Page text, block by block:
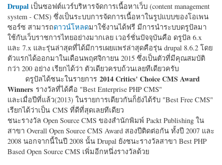
Drupal เป็นซอฟต์แวร์บริหารจัดการเนื้อหาเว็บ (content management
system - CMS) ซึ่งเป็นระบบการจัดการเนื้อหาในรูปแบบของโอเพน
ซอร์ซ สามารถดาวน์โหลดมาใช้งานได้ฟรี มีการนำระบบดรูปัลมา
ใช้กับเว็บราชการไทยอย่างมากเลย เวอร์ชั่นปัจจุบันคือ ดรูปัล 6.x
และ 7.x และรุ่นล่าสุดที่ได้มีการเผยแพร่ล่าสุดคือรุ่น drupal 8.6.2 โดย
ตัวแรกได้ออกมาในเดือนพฤศจิกายน 2015 ซึ่งเป็นตัวที่มีคุณสมบัติ
กว่า 200 อย่าง เรียกได้ว่า ตัวเดียวครบถ้วนเลยทีเดียวครับ
ดรูปัลได้ชนะในรายการ 2014 Critics' Choice CMS Award
Winners รางวัลที่ได้คือ "Best Enterprise PHP CMS"
และเมื่อปีที่แล้ว(2013) ในรายการเดียวกันก็ยังได้รับ "Best Free CMS"
เรียกได้ว่าเป็น CMS ที่ดีที่สุดเลยทีเดียว
ชนะรางวัล Open Source CMS ของสำนักพิมพ์ Packt Publishing ใน
สาขา Overall Open Source CMS Award สองปีติดต่อกัน ทั้งปี 2007 และ
2008 นอกจากนี้ในปี 2008 นั้น Drupal ยังชนะรางวัลสาขา Best PHP
Based Open Source CMS เพิ่มอีกหนึ่งรางวัลด้วย